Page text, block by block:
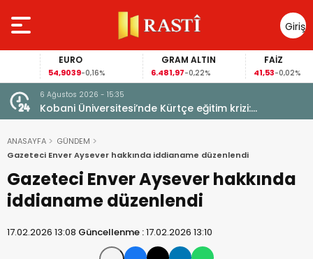
Giriş
Yap
EURO
54,9039-0,16%
GRAM ALTIN
6.481,97-0,22%
FAİZ
41,53-0,02%
6 Ağustos 2026 - 15:35
Kobani Üniversitesi’nde Kürtçe eğitim krizi:
Öğrenciler anadilde eğitimin sürmesini istiyor
ANASAYFA
GÜNDEM
Gazeteci Enver Aysever hakkında iddianame düzenlendi
Gazeteci Enver Aysever hakkında
iddianame düzenlendi
17.02.2026 13:08 Güncellenme :17.02.2026 13:10